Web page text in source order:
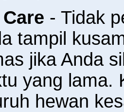
- Tidak
tampil
jika Anda
yang lama.
hewan